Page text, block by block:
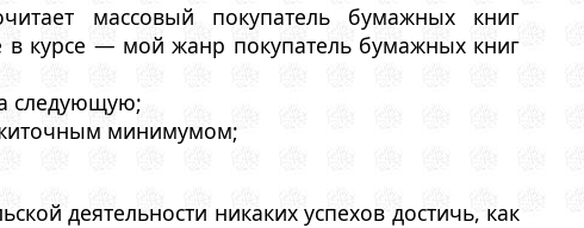
массовый покупатель бумажных книг
в курсе — мой жанр покупатель бумажных книг
следующую;
минимумом;
деятельности никаких успехов достичь, как